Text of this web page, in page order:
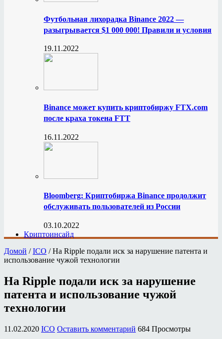
Футбольная лихорадка Binance 2022 —
разыгрывается $1 000 000! Правили и условия
19.11.2022
Binance может купить криптобиржу FTX.com
после краха токена FTT
16.11.2022
Bloomberg: Криптобиржа Binance продолжит
обслуживать пользователей из России
03.10.2022
Криптоинсайд
Домой / ICO / На Ripple подали иск за нарушение патента и
использование чужой технологии
На Ripple подали иск за нарушение
патента и использование чужой
технологии
11.02.2020 ICO Оставить комментарий 684 Просмотры